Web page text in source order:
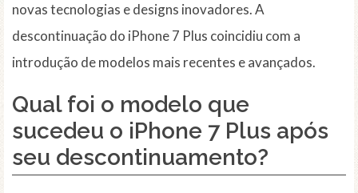
novas tecnologias e designs inovadores. A
descontinuação do iPhone 7 Plus coincidiu com a
introdução de modelos mais recentes e avançados.
Qual foi o modelo que
sucedeu o iPhone 7 Plus após
seu descontinuamento?